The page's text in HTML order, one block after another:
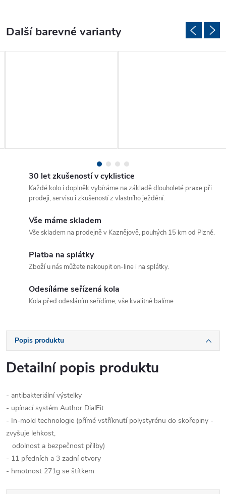
30 let zkušeností v cyklistice
Každé kolo i doplněk vybíráme na základě dlouholeté praxe při
prodeji, servisu i zkušeností z vlastního ježdění.
Vše máme skladem
Vše skladem na prodejně v Kaznějově, pouhých 15 km od Plzně.
Platba na splátky
Zboží u nás můžete nakoupit on-line i na splátky.
Odesíláme seřízená kola
Kola před odesláním seřídíme, vše kvalitně balíme.
Popis produktu
Detailní popis produktu
- antibakteriální výstelky
- upínací systém Author DialFit
- In-mold technologie (přímé vstříknutí polystyrénu do skořepiny -
zvyšuje lehkost,
odolnost a bezpečnost přilby)
- 11 předních a 3 zadní otvory
- hmotnost 271g se štítkem